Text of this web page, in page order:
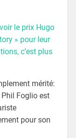
le prix Hugo
» pour leur
c’est plus
mérité:
Foglio est
pour son